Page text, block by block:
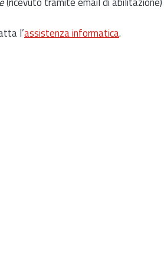
l’assistenza informatica.